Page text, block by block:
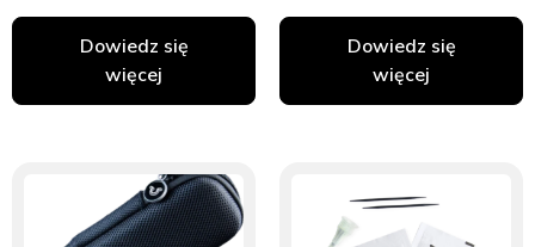
Dowiedz się
więcej
Dowiedz się
więcej